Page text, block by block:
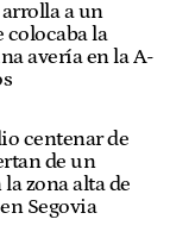
a un
colocaba la
avería en la A-
centenar de
de un
zona alta de
Segovia